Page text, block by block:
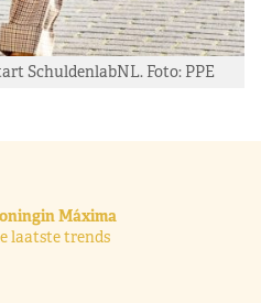
SchuldenlabNL. Foto: PPE
Máxima
laatste trends